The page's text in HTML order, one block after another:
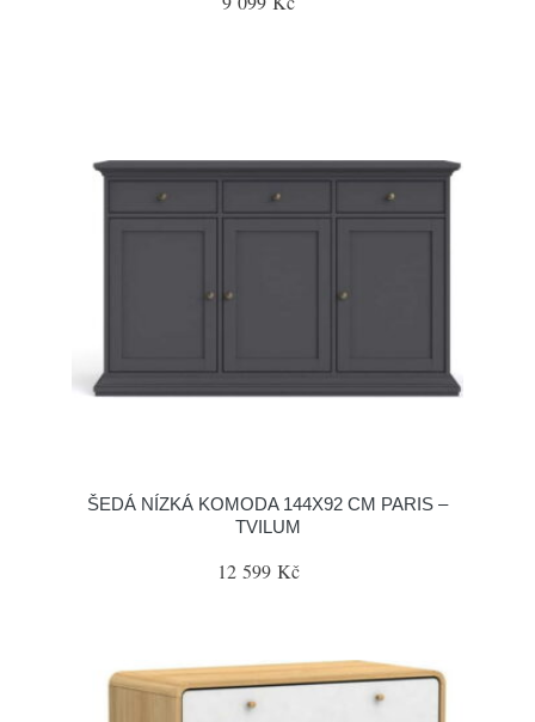
ŠEDÁ NÍZKÁ KOMODA 144X92 CM PARIS –
TVILUM
12 599 Kč